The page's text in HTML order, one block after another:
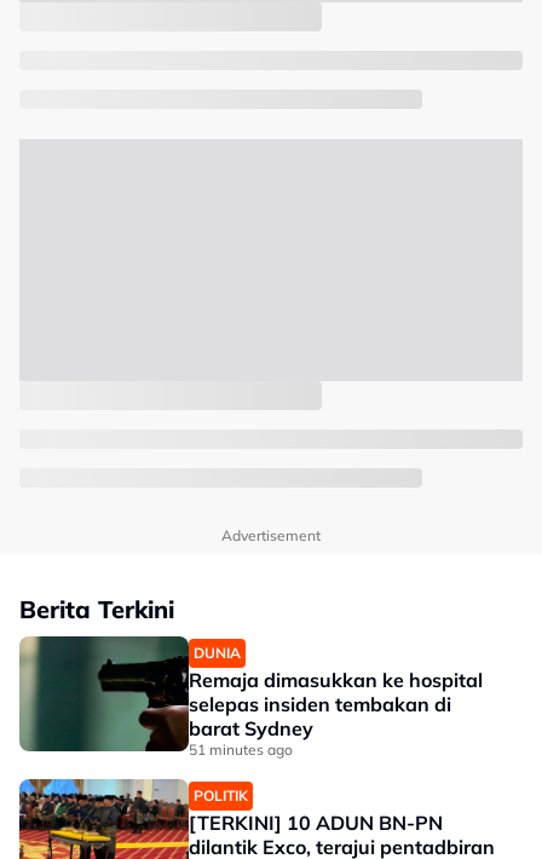
Advertisement
Berita Terkini
DUNIA
Remaja dimasukkan ke hospital
selepas insiden tembakan di
barat Sydney
51 minutes ago
POLITIK
[TERKINI] 10 ADUN BN-PN
dilantik Exco, terajui pentadbiran